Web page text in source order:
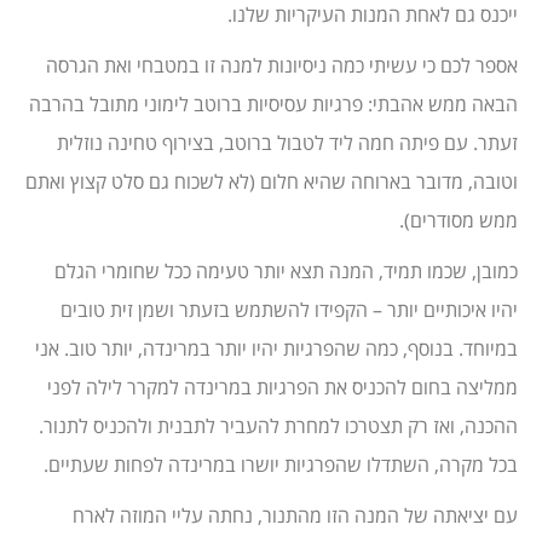
ייכנס גם לאחת המנות העיקריות שלנו.
אספר לכם כי עשיתי כמה ניסיונות למנה זו במטבחי ואת הגרסה
הבאה ממש אהבתי: פרגיות עסיסיות ברוטב לימוני מתובל בהרבה
זעתר. עם פיתה חמה ליד לטבול ברוטב, בצירוף טחינה נוזלית
וטובה, מדובר בארוחה שהיא חלום (לא לשכוח גם סלט קצוץ ואתם
ממש מסודרים).
כמובן, שכמו תמיד, המנה תצא יותר טעימה ככל שחומרי הגלם
יהיו איכותיים יותר – הקפידו להשתמש בזעתר ושמן זית טובים
במיוחד. בנוסף, כמה שהפרגיות יהיו יותר במרינדה, יותר טוב. אני
ממליצה בחום להכניס את הפרגיות במרינדה למקרר לילה לפני
ההכנה, ואז רק תצטרכו למחרת להעביר לתבנית ולהכניס לתנור.
בכל מקרה, השתדלו שהפרגיות יושרו במרינדה לפחות שעתיים.
עם יציאתה של המנה הזו מהתנור, נחתה עליי המוזה לארח